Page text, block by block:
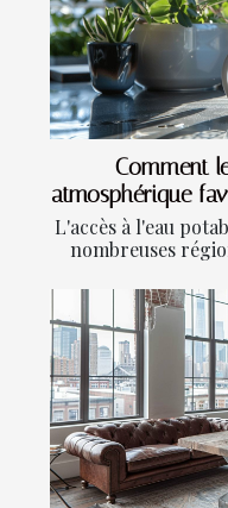
Comment
atmosphérique
L'accès à l'eau
nombreuses